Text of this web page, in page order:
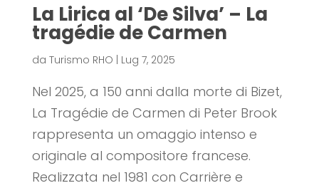
La Lirica al ‘De Silva’ – La
tragédie de Carmen
da Turismo RHO | Lug 7, 2025
Nel 2025, a 150 anni dalla morte di Bizet,
La Tragédie de Carmen di Peter Brook
rappresenta un omaggio intenso e
originale al compositore francese.
Realizzata nel 1981 con Carrière e